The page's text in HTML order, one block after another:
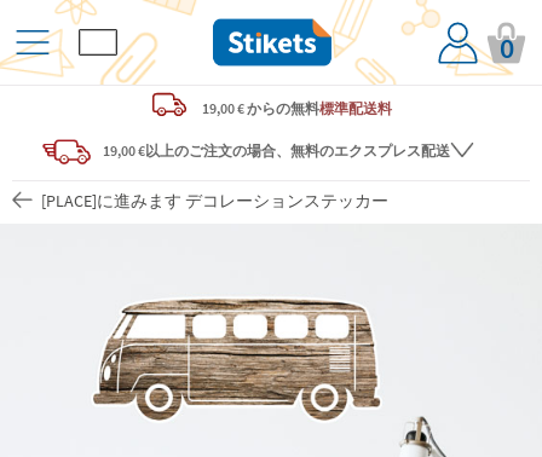
0
19,00 € からの無料標準配送料
19,00 €以上のご注文の場合、無料のエクスプレス配送
[PLACE]に進みます デコレーションステッカー